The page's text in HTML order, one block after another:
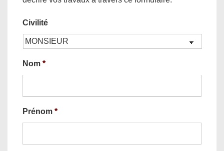
Civilité
Nom *
Prénom *